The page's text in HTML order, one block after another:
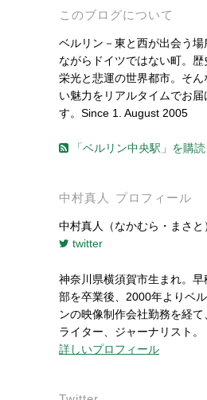
このブログについて
ベルリン－東と西が出会う場
ながらドイツではない町。
栄光と悲運の世界都市。そ
い魅力をリアルタイムでお
す。Since 1. August 2005
「ベルリン中央駅」を購読
中村真人 プロフィール
中村真人（なかむら・まさと
twitter
神奈川県横須賀市生まれ。
部を卒業後、2000年よりベ
ンの映像制作会社勤務を経
ライター、ジャーナリスト。
詳しいプロフィール